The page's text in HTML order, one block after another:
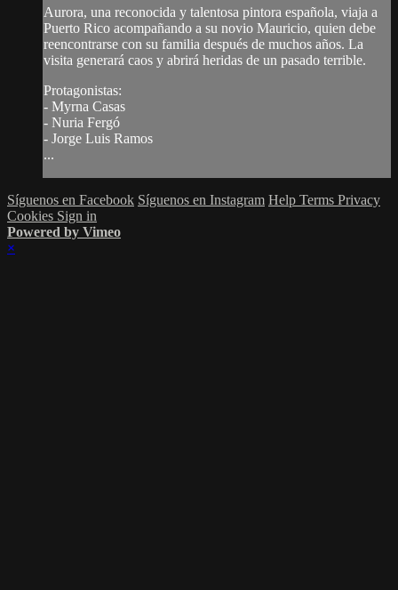
Aurora, una reconocida y talentosa pintora española, viaja a
Puerto Rico acompañando a su novio Mauricio, quien debe
reencontrarse con su familia después de muchos años. La
visita generará caos y abrirá heridas de un pasado terrible.
Protagonistas:
- Myrna Casas
- Nuria Fergó
- Jorge Luis Ramos
...
Síguenos en Facebook Síguenos en Instagram Help Terms Privacy
Cookies Sign in
Powered by Vimeo
×